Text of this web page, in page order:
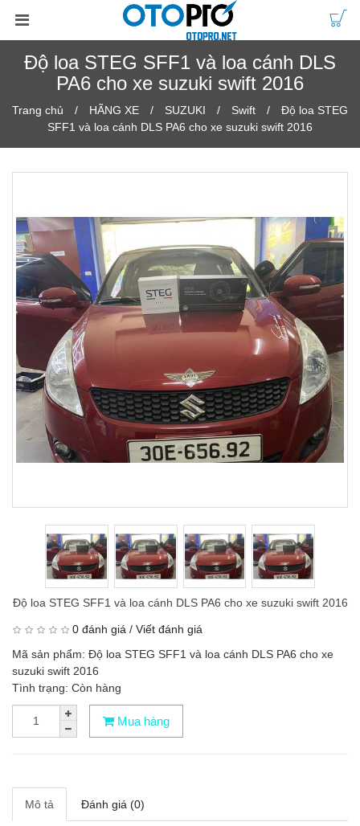
Độ loa STEG SFF1 và loa cánh DLS
PA6 cho xe suzuki swift 2016
Trang chủ HÃNG XE SUZUKI Swift
Độ loa STEG
SFF1 và loa cánh DLS PA6 cho xe suzuki swift 2016
Độ loa STEG SFF1 và loa cánh DLS PA6 cho xe suzuki swift 2016
0 đánh giá / Viết đánh giá
Mã sản phẩm: Độ loa STEG SFF1 và loa cánh DLS PA6 cho xe
suzuki swift 2016
Tình trạng: Còn hàng
Mua hàng
Mô tả Đánh giá (0)